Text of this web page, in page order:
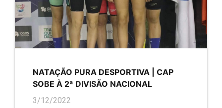
NATAÇÃO PURA DESPORTIVA | CAP
SOBE À 2ª DIVISÃO NACIONAL
3/12/2022